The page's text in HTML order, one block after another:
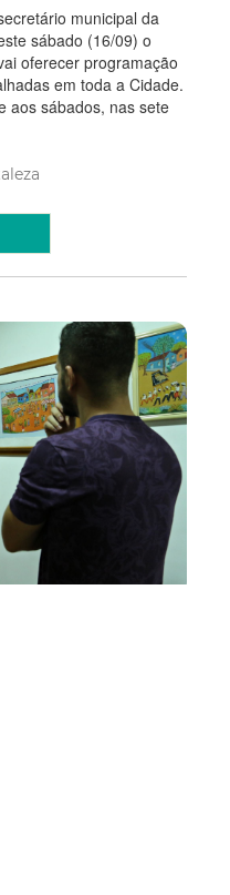
municipal da
sábado (16/09) o
oferecer programação
em toda a Cidade.
aos sábados, nas sete